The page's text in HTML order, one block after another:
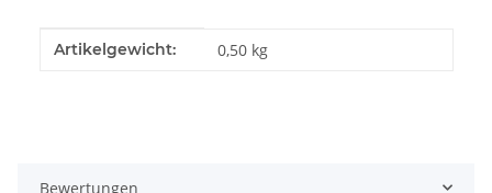
Produkteigenschaft
Wert
Artikelgewicht: 0,50 kg
Bewertungen